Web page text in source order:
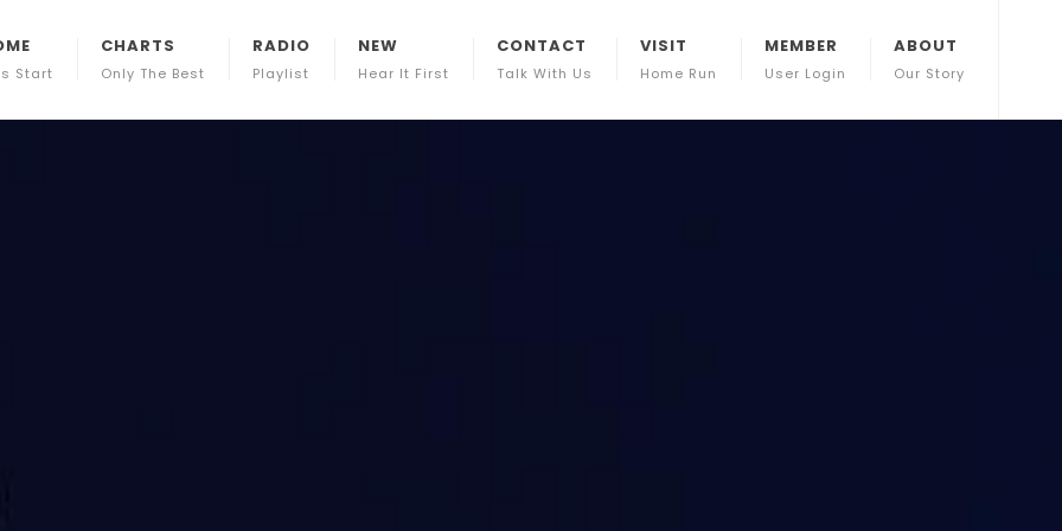
Start
CHARTS
Only The Best
RADIO
Playlist
NEW
Hear It First
CONTACT
Talk With Us
VISIT
Home Run
MEMBER
User Login
ABOUT
Our Story